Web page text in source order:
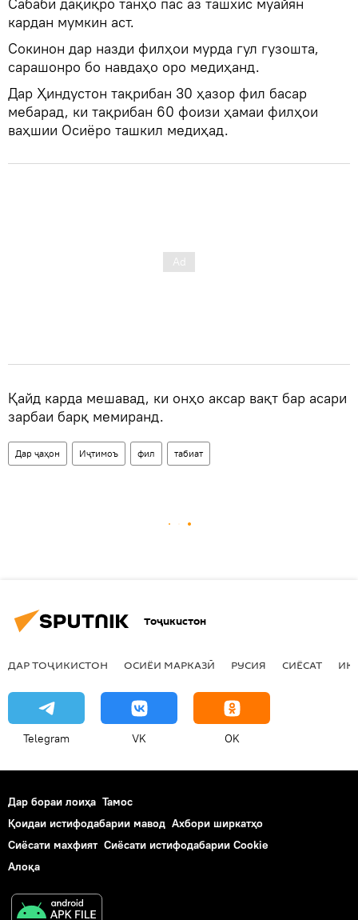
кардан мумкин аст.
Сокинон дар назди филҳои мурда гул гузошта,
сарашонро бо навдаҳо оро медиҳанд.
Дар Ҳиндустон тақрибан 30 ҳазор фил басар
мебарад, ки тақрибан 60 фоизи ҳамаи филҳои
ваҳшии Осиёро ташкил медиҳад.
Қайд карда мешавад, ки онҳо аксар вақт бар асари
зарбаи барқ ​​мемиранд.
Дар ҷаҳон Иҷтимоъ фил табиат
Тоҷикистон
ДАР ТОҶИКИСТОН ОСИЁИ МАРКАЗӢ РУСИЯ СИЁСАТ
Telegram VK OK
Дар бораи лоиҳа Тамос
Қоидаи истифодабарии мавод Ахбори ширкатҳо
Сиёсати махфият Сиёсати истифодабарии Cookie
Алоқа